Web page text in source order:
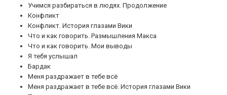
Учимся разбираться в людях. Продолжение
Конфликт
Конфликт. История глазами Вики
Что и как говорить. Размышления Макса
Что и как говорить. Мои выводы
Я тебя услышал
Бардак
Меня раздражает в тебе всё
Меня раздражает в тебе всё. История глазами Вики